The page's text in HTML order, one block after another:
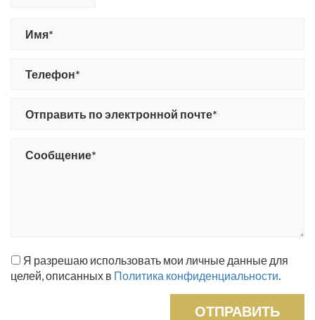
Я разрешаю использовать мои личные данные для
целей, описанных в Политика конфиденциальности
ОТПРАВИТЬ